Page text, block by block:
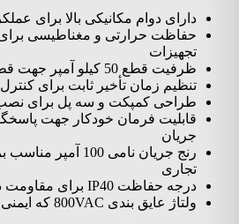
دارای دوام مکانیکی بالا برای
حفاظت حرارتی و مغناطیسی
تجهیزات
ظرفیت قطع 50 کیلو آمپر جهت قطع سریع جریان‌های زیاد
تنظیم زمان تأخیر ثابت برای
طراحی کمپکت و سه پل برای نصب
قابلیت فرمان خودکار جهت
جریان
رنج جریان نامی
تجاری
درجه حفاظت IP40 برای مقاومت در برابر نفوذ گرد و غبار
ولتاژ عایق بندی 800VAC که ایمنی بالایی ایجاد می‌کند